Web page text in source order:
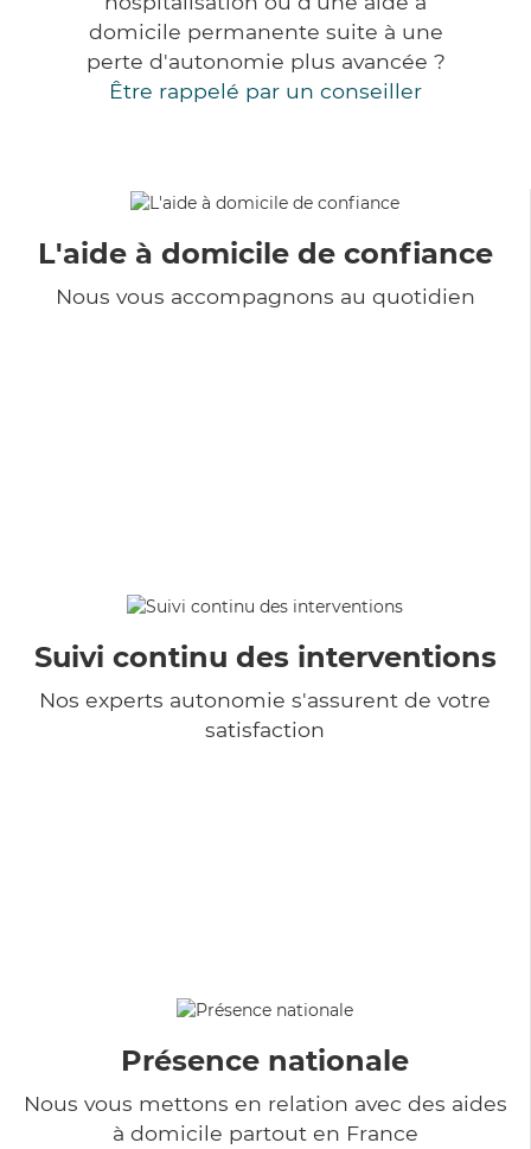
domicile permanente suite à une
perte d'autonomie plus avancée ?
Être rappelé par un conseiller
L'aide à domicile de confiance
Nous vous accompagnons au quotidien
Suivi continu des interventions
Nos experts autonomie s'assurent de votre
satisfaction
Présence nationale
Nous vous mettons en relation avec des aides
à domicile partout en France